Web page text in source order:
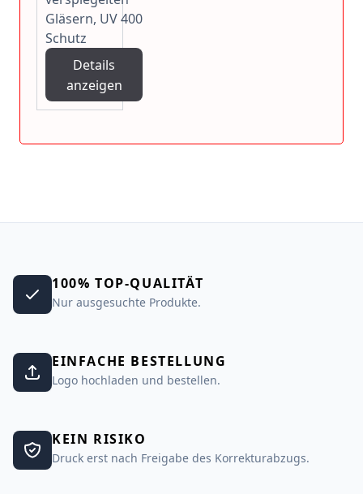
Gläsern, UV 400
Schutz
Details
anzeigen
100% TOP-QUALITÄT
Nur ausgesuchte Produkte.
EINFACHE BESTELLUNG
Logo hochladen und bestellen.
KEIN RISIKO
Druck erst nach Freigabe des Korrekturabzugs.